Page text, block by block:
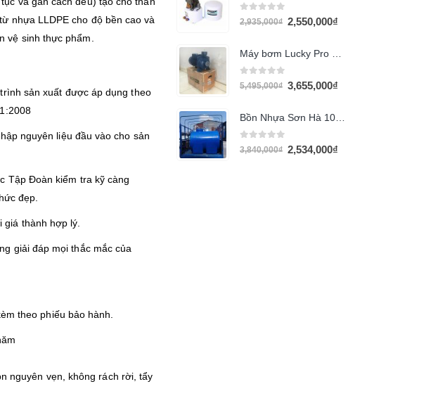
nhựa LLDPE cho độ bền cao và
vệ sinh thực phẩm.
sản xuất được áp dụng theo
nguyên liệu đầu vào cho sản
Tập Đoàn kiểm tra kỹ càng
đẹp.
giá thành hợp lý.
giải đáp mọi thắc mắc của
theo phiếu bảo hành.
nguyên vẹn, không rách rời, tẩy
0 out of 5
2,935,000₫ 2,550,000₫
0 out of 5
5,495,000₫ 3,655,000₫
0 out of 5
3,840,000₫ 2,534,000₫